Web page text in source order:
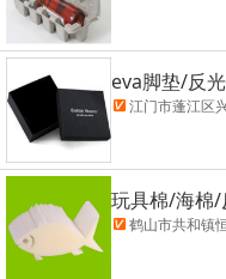
eva脚垫/反
珠棉泡沫
江门市蓬江区
玩具棉/海棉
鹤山市共和镇